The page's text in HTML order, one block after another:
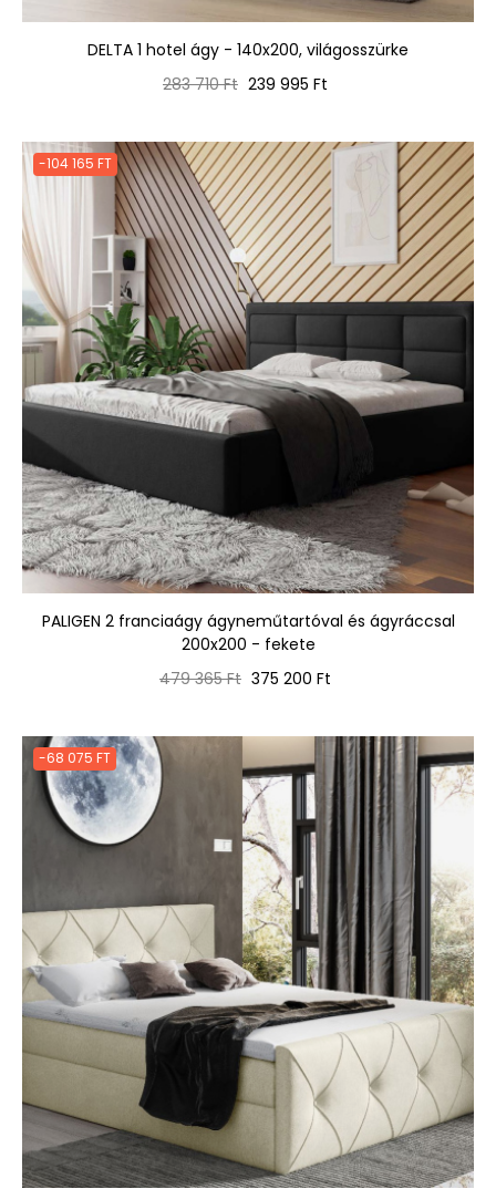
DELTA 1 hotel ágy - 140x200, világosszürke
Normál
283 710 Ft Ár
239 995 Ft
-104 165 FT
PALIGEN 2 franciaágy ágyneműtartóval és ágyráccsal
200x200 - fekete
Normál
479 365 Ft Ár
375 200 Ft
-68 075 FT